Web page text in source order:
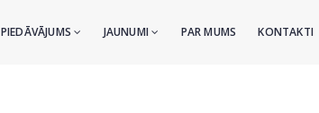
PIEDĀVĀJUMS JAUNUMI PAR MUMS KONTAKTI